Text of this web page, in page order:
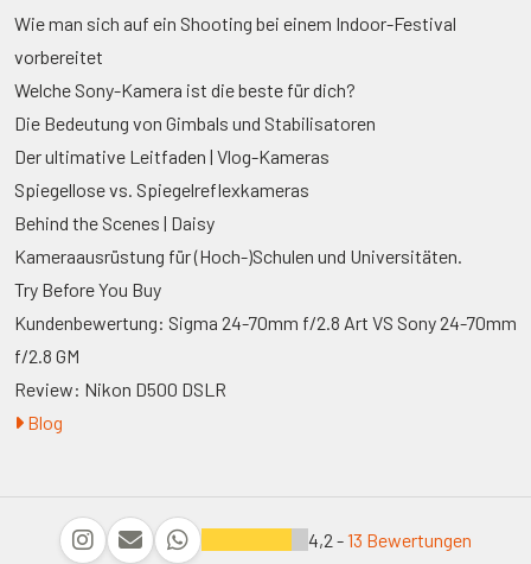
Wie man sich auf ein Shooting bei einem Indoor-Festival
vorbereitet
Welche Sony-Kamera ist die beste für dich?
Die Bedeutung von Gimbals und Stabilisatoren
Der ultimative Leitfaden | Vlog-Kameras
Spiegellose vs. Spiegelreflexkameras
Behind the Scenes | Daisy
Kameraausrüstung für (Hoch-)Schulen und Universitäten.
Try Before You Buy
Kundenbewertung: Sigma 24-70mm f/2.8 Art VS Sony 24-70mm
f/2.8 GM
Review: Nikon D500 DSLR
Blog
4,2 -13 Bewertungen